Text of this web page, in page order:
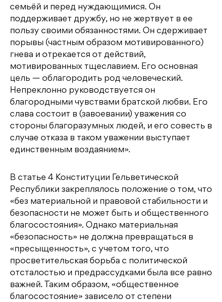
семьёй и перед нуждающимися. Он
поддерживает дружбу, но не жертвует в ее
пользу своими обязанностями. Он сдерживает
порывы (частным образом мотивированного)
гнева и отрекается от действий,
мотивированных тщеславием. Его основная
цель — облагородить род человеческий.
Непреклонно руководствуется он
благородными чувствами братской любви. Его
слава состоит в (завоевании) уважения со
стороны благоразумных людей, и его совесть в
случае отказа в таком уважении выступает
единственным воздаянием».
В статье 4 Конституции Гельветической
Республики закреплялось положение о том, что
«без материальной и правовой стабильности и
безопасности не может быть и общественного
благосостояния». Однако материальная
«безопасность» не должна превращаться в
«пресыщенность», с учетом того, что
просветительская борьба с политической
отсталостью и предрассудками была все равно
важней. Таким образом, «общественное
благосостояние» зависело от степени